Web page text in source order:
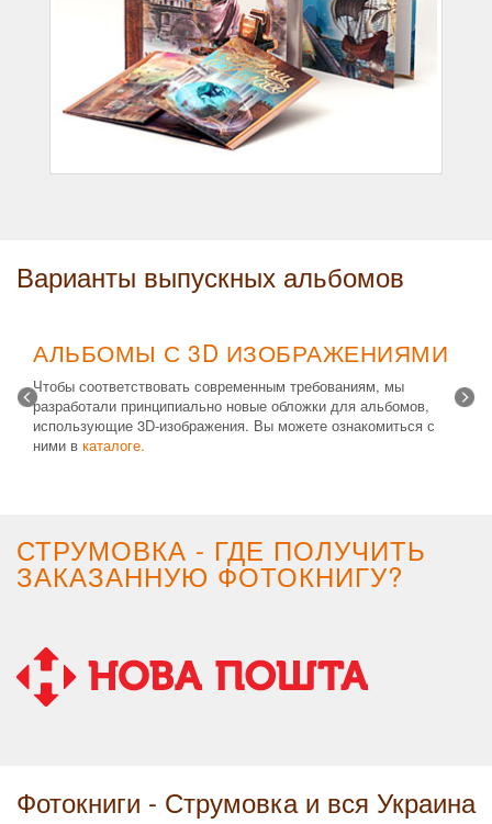
Варианты выпускных альбомов
АЛЬБОМЫ С 3D ИЗОБРАЖЕНИЯМИ
Чтобы соответствовать современным требованиям, мы
разработали принципиально новые обложки для альбомов,
использующие 3D-изображения. Вы можете ознакомиться с
ними в каталоге.
СТРУМОВКА - ГДЕ ПОЛУЧИТЬ
ЗАКАЗАННУЮ ФОТОКНИГУ?
Фотокниги - Струмовка и вся Украина